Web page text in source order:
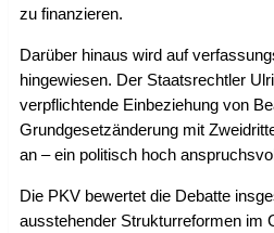
zu finanzieren.
Darüber hinaus wird auf
hingewiesen. Der Staatsrechtler
verpflichtende Einbeziehung von
Grundgesetzänderung mit
an – ein politisch hoch
Die PKV bewertet die Debatte
ausstehender Strukturreformen im